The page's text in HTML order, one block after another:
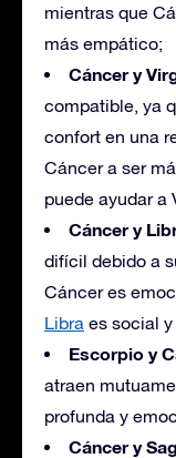
mientras que
más empático;
Cáncer y
compatible, ya
confort en una
Cáncer a ser
puede ayudar a
Cáncer y
difícil debido a
Cáncer es
Libra es social
Escorpio y
atraen
profunda y
Cáncer y